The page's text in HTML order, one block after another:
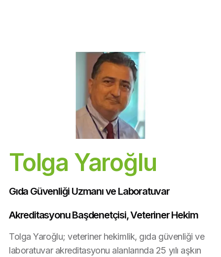
Tolga Yaroğlu
Gıda Güvenliği Uzmanı ve Laboratuvar
Akreditasyonu Başdenetçisi, Veteriner Hekim
Tolga Yaroğlu; veteriner hekimlik, gıda güvenliği ve
laboratuvar akreditasyonu alanlarında 25 yılı aşkın